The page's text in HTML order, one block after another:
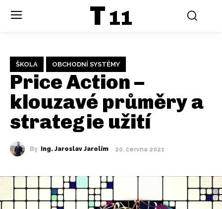
T 11
ŠKOLA OBCHODNÍ SYSTÉMY
Price Action –
klouzavé průměry a
strategie užití
By Ing. Jaroslav Jarolím 20. června 2021